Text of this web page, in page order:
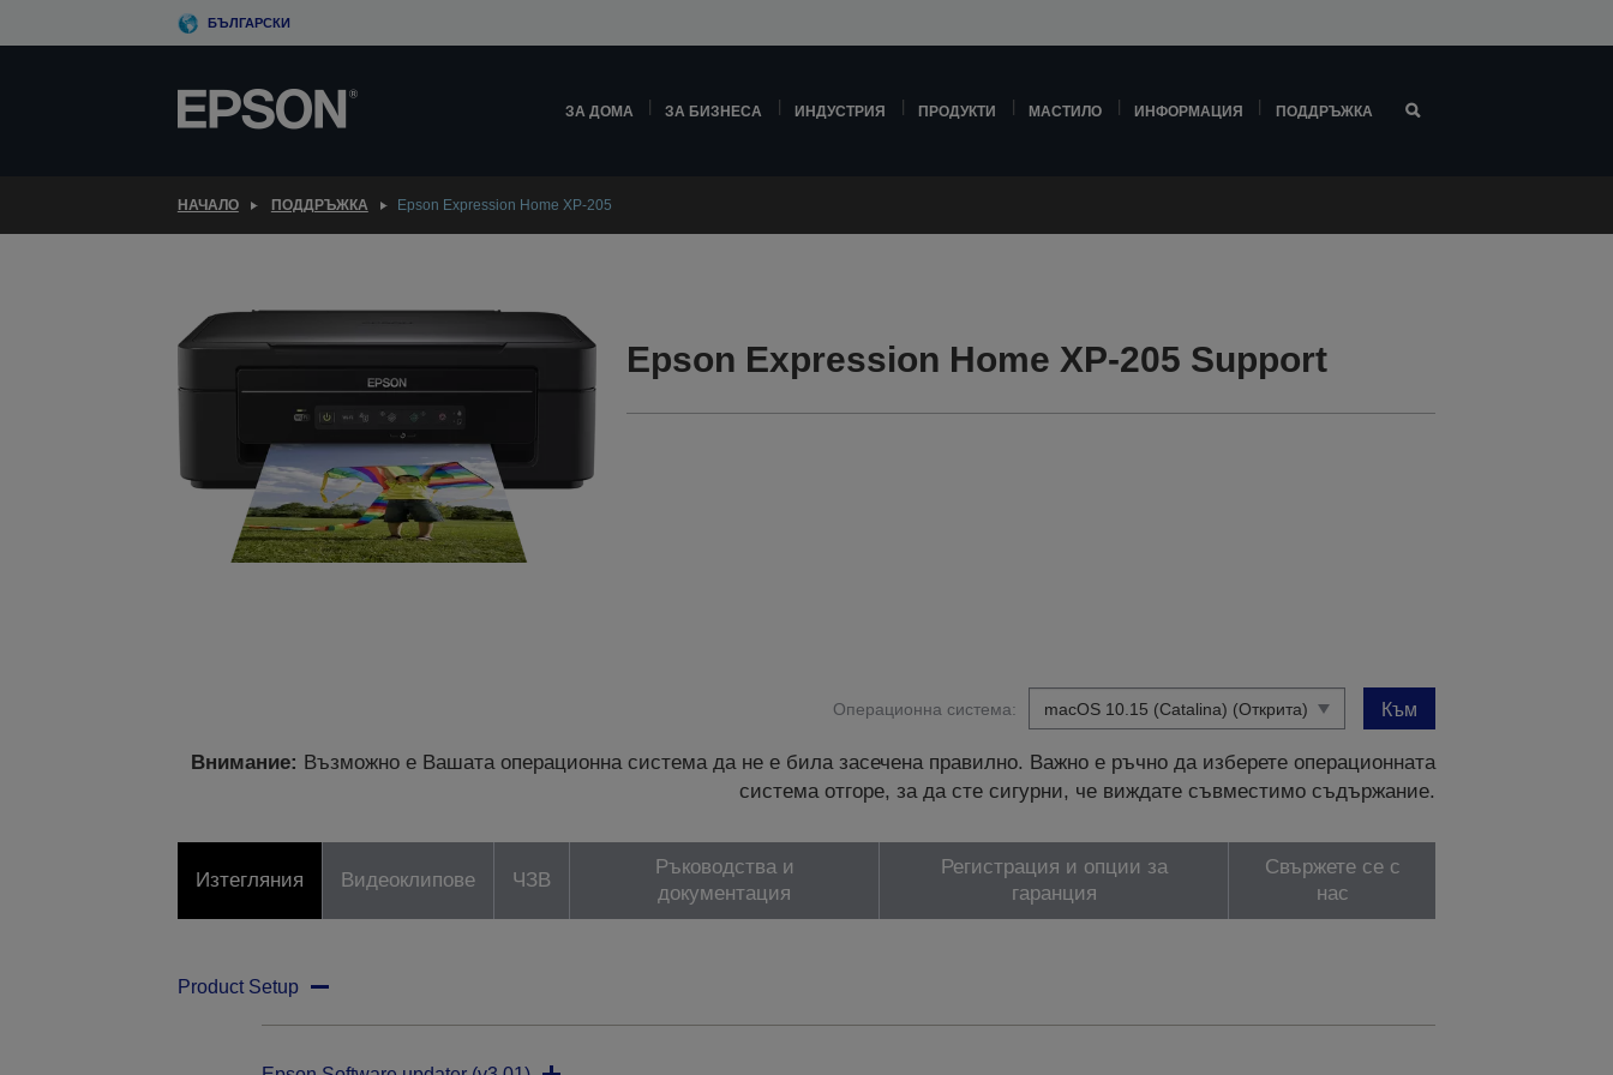
to
БЪЛГАРСКИ
ЗА ДОМА ЗА БИЗНЕСА ИНДУСТРИЯ ПРОДУКТИ МАСТИЛО ИНФОРМАЦИЯ ПОДДРЪЖКА
НАЧАЛО ПОДДРЪЖКА Epson Expression Home XP-205
Epson Expression Home XP-205 Support
Операционна система: Към
Внимание: Възможно е Вашата операционна система да не е била засечена правилно. Важно е ръчно да изберете операционната
система отгоре, за да сте сигурни, че виждате съвместимо съдържание.
Изтегляния Видеоклипове ЧЗВ
Ръководства и
документация
Регистрация и опции за
гаранция
Свържете се с
нас
Product Setup